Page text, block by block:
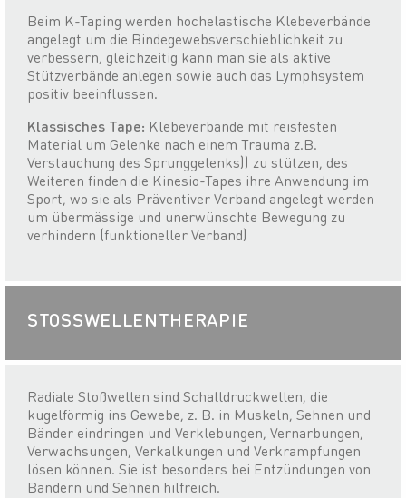
Beim K-Taping werden hochelastische Klebeverbände
angelegt um die Bindegewebsverschieblichkeit zu
verbessern, gleichzeitig kann man sie als aktive
Stützverbände anlegen sowie auch das Lymphsystem
positiv beeinflussen.
Klassisches Tape: Klebeverbände mit reisfesten
Material um Gelenke nach einem Trauma z.B.
Verstauchung des Sprunggelenks)) zu stützen, des
Weiteren finden die Kinesio-Tapes ihre Anwendung im
Sport, wo sie als Präventiver Verband angelegt werden
um übermässige und unerwünschte Bewegung zu
verhindern (funktioneller Verband)
STOSSWELLENTHERAPIE
Radiale Stoßwellen sind Schalldruckwellen, die
kugelförmig ins Gewebe, z. B. in Muskeln, Sehnen und
Bänder eindringen und Verklebungen, Vernarbungen,
Verwachsungen, Verkalkungen und Verkrampfungen
lösen können. Sie ist besonders bei Entzündungen von
Bändern und Sehnen hilfreich.